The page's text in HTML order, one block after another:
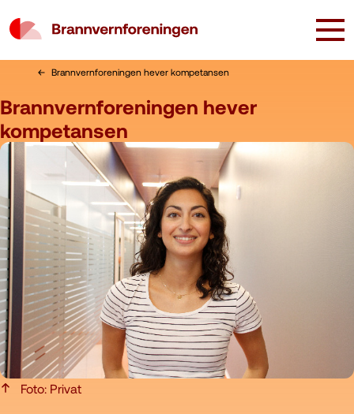
Brannvernforeningen hever kompetansen
Foto: Privat
Brannvernforeningen hever
kompetansen